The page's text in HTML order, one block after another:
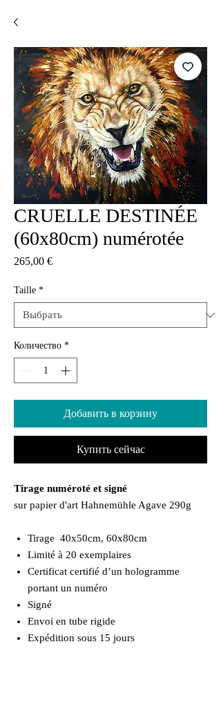
CRUELLE DESTINÉE
(60x80cm) numérotée
265,00 €Цена
Taille *
Количество *
Добавить в корзину
Купить сейчас
Tirage numéroté et signé
sur papier d'art Hahnemühle Agave 290g
Tirage 40x50cm, 60x80cm
Limité à 20 exemplaires
Certificat certifié d’un hologramme
portant un numéro
Signé
Envoi en tube rigide
Expédition sous 15 jours